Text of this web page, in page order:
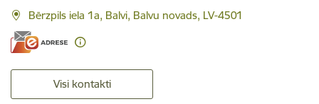
Bērzpils iela 1a, Balvi, Balvu novads, LV-4501
Visi kontakti